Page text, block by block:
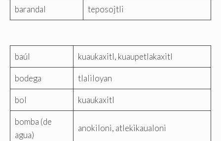
barandal teposojtli
baúl kuaukaxitl, kuaupetlakaxitl
bodega tlaliloyan
bol kuaukaxitl
bomba (de
agua)
anokiloni, atlekikaualoni